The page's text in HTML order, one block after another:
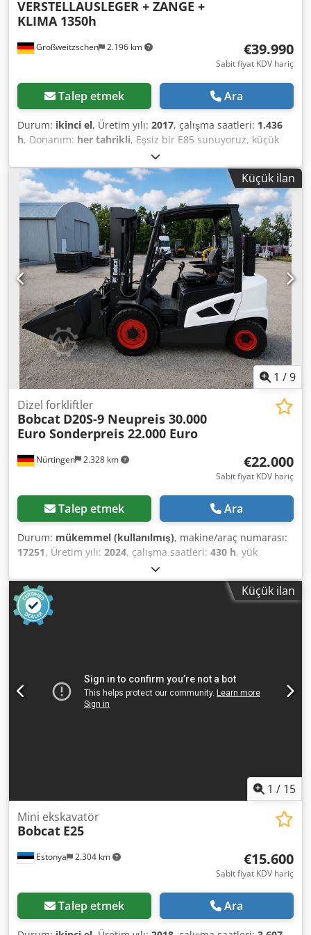
Großweitzschen 2.196 km
VERSTELLAUSLEGER + ZANGE +
KLIMA 1350h
€39.990
Sabit fiyat KDV hariç
Talep etmek Ara
Durum: ikinci el, Üretim yılı: 2017, çalışma saatleri: 1.436
h, Donanım: her tahrikli, Eşsiz bir E85 sunuyoruz, küçük
bir inşaat şirketinden kiralık değil, klima mevcut. *
AYARLANABİLİR DÖNER BOOM (ZAPATALI/PARMAKLIKLI) *
Hidrolik kazı kepçesi, isteğe bağlı olarak temin edilebilir,
makul bir ek ücret karşılığında stokta mevcuttur. * Küçük
bir inşaat şirketinden. * Alman yapımı. * Sadece 1350
çalışma saati. Dkedpfjzr Avvox Aihjr * Kauçuk paletler. *
2025'te BOBCAT'ta büyük bakım yapılmıştır. * 44 kW Dizel
motor, üretici: Yanmar. * Ek ataşmanlar için boru hattı. *
Hızlı bağlantı sistemi. * Ek farlar. * Çok iyi durumda. ----Biz
bir otomotiv ve inşaat makineleri yetkili servisiyiz, bağlayıcı
olmayan makine teklifi, finansman, takas, her türlü araç
için kiralama ve satın alma seçenekleri mevcuttur.----
Küçük ilan
1 /9
Nürtingen 2.328 km
Dizel forkliftler
Bobcat D20S-9 Neupreis 30.000
Euro Sonderpreis 22.000 Euro
€22.000
Sabit fiyat KDV hariç
Talep etmek Ara
Durum: mükemmel (kullanılmış), makine/araç numarası:
17251, Üretim yılı: 2024, çalışma saatleri: 430 h, yük
, kaldırma yüksekliği:
serbest kaldırma:1.470 mm, yük merkezi:500 mm, yakıt
türü:dizel , inşaat yüksekliği: 2.190 mm,
çatalların uzunluğu:
5.50, arka lastik boyutu:
Küçük ilan
1 / 15
Estonya 2.304 km
Mini ekskavatör
Bobcat E25
€15.600
Sabit fiyat KDV hariç
Talep etmek Ara